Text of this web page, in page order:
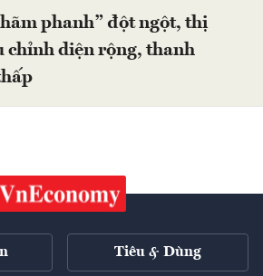
phanh” đột ngột, thị
chỉnh diện rộng, thanh
Tiêu & Dùng